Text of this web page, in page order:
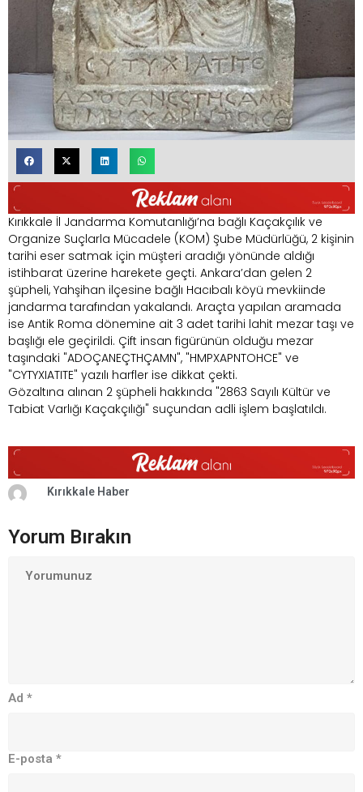
Kırıkkale İl Jandarma Komutanlığı’na bağlı Kaçakçılık ve
Organize Suçlarla Mücadele (KOM) Şube Müdürlüğü, 2 kişinin
tarihi eser satmak için müşteri aradığı yönünde aldığı
istihbarat üzerine harekete geçti. Ankara’dan gelen 2
şüpheli, Yahşihan ilçesine bağlı Hacıbalı köyü mevkiinde
jandarma tarafından yakalandı. Araçta yapılan aramada
ise Antik Roma dönemine ait 3 adet tarihi lahit mezar taşı ve
başlığı ele geçirildi. Çift insan figürünün olduğu mezar
taşındaki "ADOÇANEÇTHÇAMN", "HMPXAPNTOHCE" ve
"CYTYXIATITE" yazılı harfler ise dikkat çekti.
Gözaltına alınan 2 şüpheli hakkında "2863 Sayılı Kültür ve
Tabiat Varlığı Kaçakçılığı" suçundan adli işlem başlatıldı.
Kırıkkale Haber
Yorum Bırakın
Ad *
E-posta *